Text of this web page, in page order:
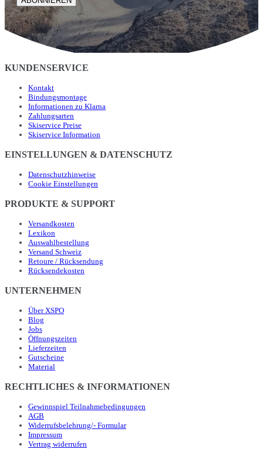
KUNDENSERVICE
Kontakt
Bindungsmontage
Informationen zu Klarna
Zahlungsarten
Skiservice Preise
Skiservice Information
EINSTELLUNGEN & DATENSCHUTZ
Datenschutzhinweise
Cookie Einstellungen
PRODUKTE & SUPPORT
Versandkosten
Lexikon
Auswahlbestellung
Versand Schweiz
Retoure / Rücksendung
Rücksendekosten
UNTERNEHMEN
Über XSPO
Blog
Jobs
Öffnungszeiten
Lieferzeiten
Gutscheine
Material
RECHTLICHES & INFORMATIONEN
Gewinnspiel Teilnahmebedingungen
AGB
Widerrufsbelehrung/- Formular
Impressum
Vertrag widerrufen